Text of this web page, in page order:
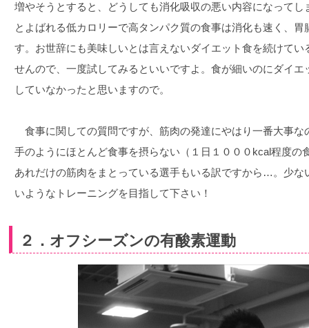
増やそうとすると、どうしても消化吸収の悪い内容になって
とよばれる低カロリーで高タンパク質の食事は消化も速く、
す。お世辞にも美味しいとは言えないダイエット食を続けて
せんので、一度試してみるといいですよ。食が細いのにダイ
していなかったと思いますので。
食事に関しての質問ですが、筋肉の発達にやはり一番大事な
手のようにほとんど食事を摂らない（１日１０００kcal程度の
あれだけの筋肉をまとっている選手もいる訳ですから…。少な
いようなトレーニングを目指して下さい！
２．オフシーズンの有酸素運動